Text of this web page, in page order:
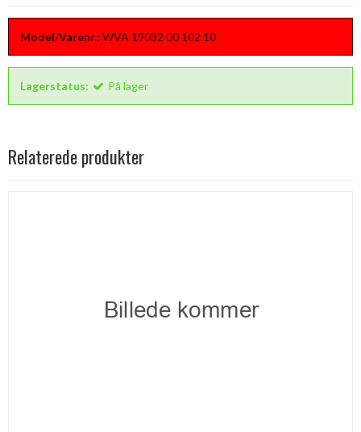
Model/Varenr.: WVA 19032 00 102 10
Lagerstatus: På lager
Relaterede produkter